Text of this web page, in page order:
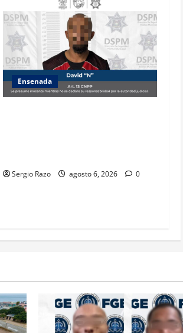
Ensenada
Sergio Razo agosto 6, 2026 0